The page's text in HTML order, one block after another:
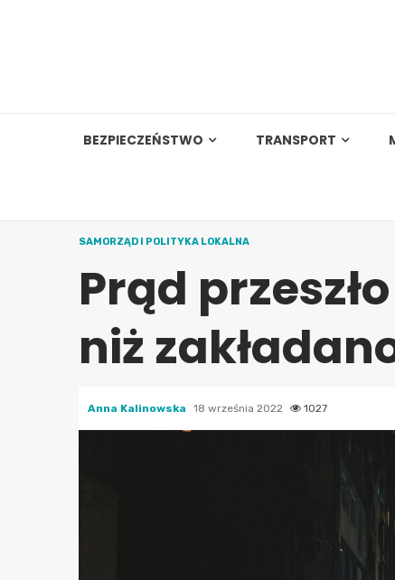
BEZPIECZEŃSTWO TRANSPORT
SAMORZĄD I POLITYKA LOKALNA
Prąd
niż
Anna Kalinowska 18 września 2022 1027